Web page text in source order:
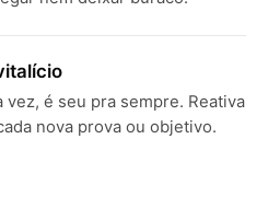
vez, é seu pra sempre. Reativa
nova prova ou objetivo.